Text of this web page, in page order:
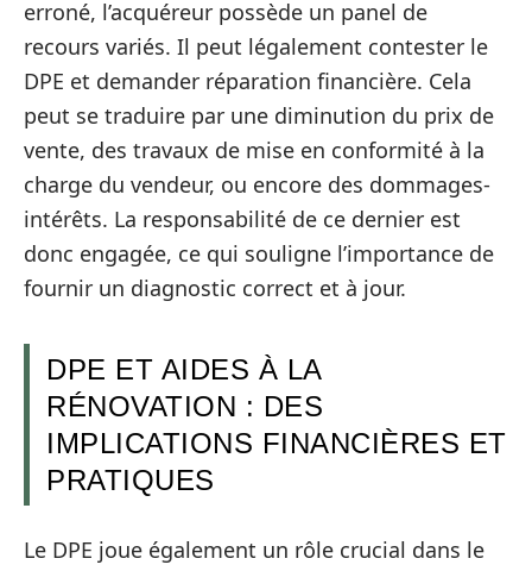
erroné, l’acquéreur possède un panel de
recours variés. Il peut légalement contester le
DPE et demander réparation financière. Cela
peut se traduire par une diminution du prix de
vente, des travaux de mise en conformité à la
charge du vendeur, ou encore des dommages-
intérêts. La responsabilité de ce dernier est
donc engagée, ce qui souligne l’importance de
fournir un diagnostic correct et à jour.
DPE ET AIDES À LA
RÉNOVATION : DES
IMPLICATIONS FINANCIÈRES ET
PRATIQUES
Le DPE joue également un rôle crucial dans le